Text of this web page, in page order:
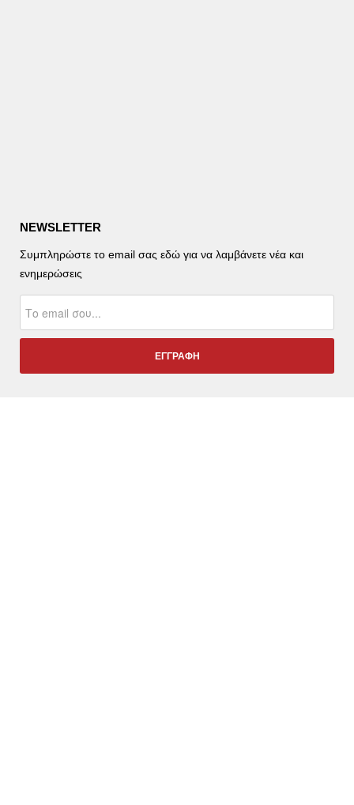
NEWSLETTER
Συμπληρώστε το email σας εδώ για να λαμβάνετε νέα και
ενημερώσεις